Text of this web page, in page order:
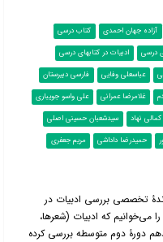
آزاده جهان احمدی
کتاب درسی
درسی
ادبیات در کتابهای درسی
عباسعلی وفایی
فارسی دبیرستان
غلامرضا عمرانی
علی واسو جویباری
نهاد
سیدشعبان حسینی اصلی
حمیدرضا داداشی
مریم جعفری
تخصصی بررسی ادبیات در
می‌خوانیم که ادبیات (شعرها،
دورۀ دوم متوسطه بررسی کرده